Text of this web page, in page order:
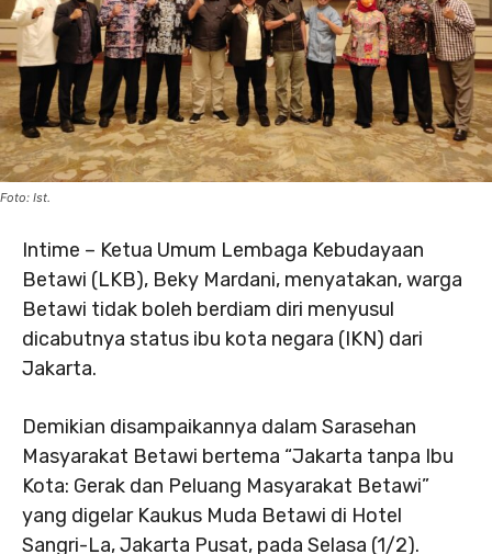
Foto: Ist.
Intime – Ketua Umum Lembaga Kebudayaan
Betawi (LKB), Beky Mardani, menyatakan, warga
Betawi tidak boleh berdiam diri menyusul
dicabutnya status ibu kota negara (IKN) dari
Jakarta.
Demikian disampaikannya dalam Sarasehan
Masyarakat Betawi bertema “Jakarta tanpa Ibu
Kota: Gerak dan Peluang Masyarakat Betawi”
yang digelar Kaukus Muda Betawi di Hotel
Sangri-La, Jakarta Pusat, pada Selasa (1/2).